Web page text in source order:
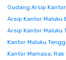
Gudang Arsip Kantor
Arsip Kantor Maluku
Arsip Kantor Maluku
Kantor Maluku
Kantor Mamasa, Rak